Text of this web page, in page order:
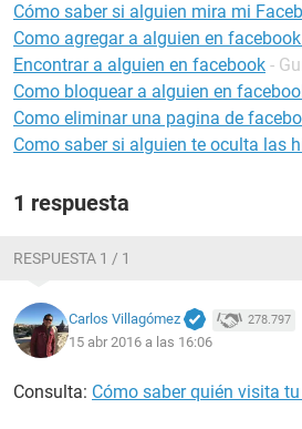
Cómo saber si alguien mira mi
Como agregar a alguien en
Encontrar a alguien en facebook -
Como bloquear a alguien en
Como eliminar una pagina de
Como saber si alguien te oculta las
1 respuesta
RESPUESTA 1 / 1
Carlos Villagómez 278.797
15 abr 2016 a las 16:06
Consulta: Cómo saber quién visita